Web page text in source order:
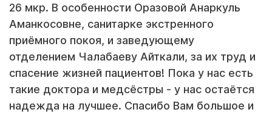
26 мкр. В особенности Оразовой Анаркуль
Аманкосовне, санитарке экстренного
приёмного покоя, и заведующему
отделением Чалабаеву Айткали, за их труд и
спасение жизней пациентов! Пока у нас есть
такие доктора и медсёстры - у нас остаётся
надежда на лучшее. Спасибо Вам большое и